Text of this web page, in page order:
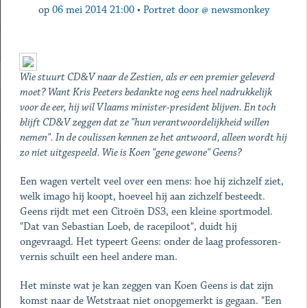
op 06 mei 2014 21:00 • Portret door @ newsmonkey
Wie stuurt CD&V naar de Zestien, als er een premier geleverd
moet? Want Kris Peeters bedankte nog eens heel nadrukkelijk
voor de eer, hij wil Vlaams minister-president blijven. En toch
blijft CD&V zeggen dat ze "hun verantwoordelijkheid willen
nemen". In de coulissen kennen ze het antwoord, alleen wordt hij
zo niet uitgespeeld. Wie is Koen "gene gewone" Geens?
Een wagen vertelt veel over een mens: hoe hij zichzelf ziet,
welk imago hij koopt, hoeveel hij aan zichzelf besteedt.
Geens rijdt met een Citroën DS3, een kleine sportmodel.
"Dat van Sebastian Loeb, de racepiloot", duidt hij
ongevraagd. Het typeert Geens: onder de laag professoren-
vernis schuilt een heel andere man.
Het minste wat je kan zeggen van Koen Geens is dat zijn
komst naar de Wetstraat niet onopgemerkt is gegaan. "Een